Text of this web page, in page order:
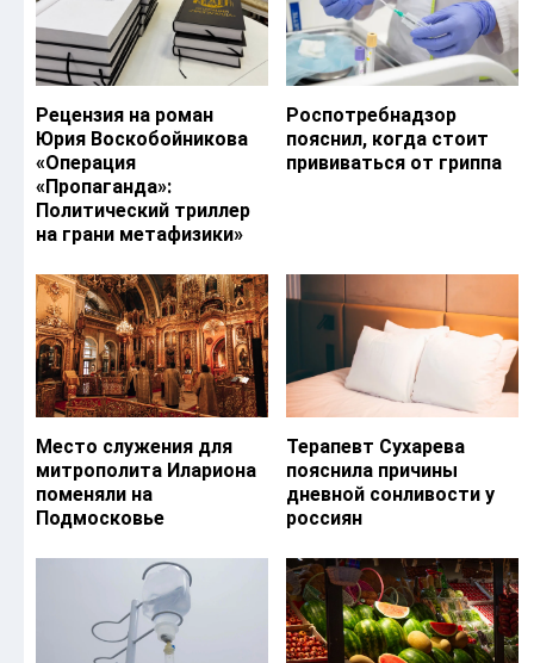
Рецензия на роман
Юрия Воскобойникова
«Операция
«Пропаганда»:
Политический триллер
на грани метафизики»
Роспотребнадзор
пояснил, когда стоит
прививаться от гриппа
Место служения для
митрополита Илариона
поменяли на
Подмосковье
Терапевт Сухарева
пояснила причины
дневной сонливости у
россиян